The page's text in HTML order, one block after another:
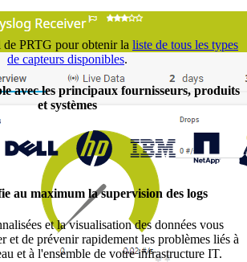
PRTG pour obtenir la liste de tous les types
de capteurs disponibles.
avec les principaux fournisseurs, produits
et systèmes
au maximum la supervision des logs
et la visualisation des données vous
et de prévenir rapidement les problèmes liés à
et à l'ensemble de votre infrastructure IT.